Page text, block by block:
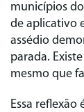
municípios
de aplicativo
assédio
parada.
mesmo que
Essa